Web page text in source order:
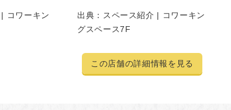
コワーキン
出典： スペース紹介 | コワーキン
グスペース7F
この店舗の詳細情報を見る